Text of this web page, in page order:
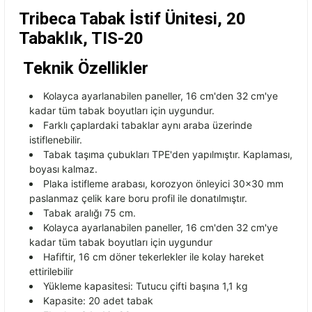
Tribeca Tabak İstif Ünitesi, 20
Tabaklık, TIS-20
Teknik Özellikler
Kolayca ayarlanabilen paneller, 16 cm'den 32 cm'ye
kadar tüm tabak boyutları için uygundur.
Farklı çaplardaki tabaklar aynı araba üzerinde
istiflenebilir.
Tabak taşıma çubukları TPE'den yapılmıştır. Kaplaması,
boyası kalmaz.
Plaka istifleme arabası, korozyon önleyici 30x30 mm
paslanmaz çelik kare boru profil ile donatılmıştır.
Tabak aralığı 75 cm.
Kolayca ayarlanabilen paneller, 16 cm'den 32 cm'ye
kadar tüm tabak boyutları için uygundur
Hafiftir, 16 cm döner tekerlekler ile kolay hareket
ettirilebilir
Yükleme kapasitesi: Tutucu çifti başına 1,1 kg
Kapasite: 20 adet tabak